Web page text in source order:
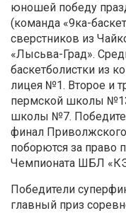
юношей победу
(команда «9ка-
сверстников из
«Лысьва-Град».
баскетболистки из
лицея №1. Второе и
пермской школы
школы №7.
финал
поборются за право
Чемпионата ШБЛ
Победители
главный приз